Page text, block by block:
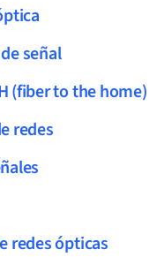
señal
(fiber to the home)
redes
redes ópticas